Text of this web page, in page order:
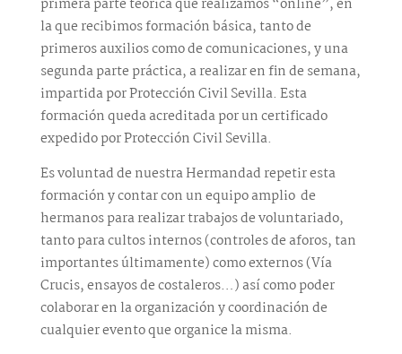
primera parte teórica que realizamos “online”, en
la que recibimos formación básica, tanto de
primeros auxilios como de comunicaciones, y una
segunda parte práctica, a realizar en fin de semana,
impartida por Protección Civil Sevilla. Esta
formación queda acreditada por un certificado
expedido por Protección Civil Sevilla.
Es voluntad de nuestra Hermandad repetir esta
formación y contar con un equipo amplio de
hermanos para realizar trabajos de voluntariado,
tanto para cultos internos (controles de aforos, tan
importantes últimamente) como externos (Vía
Crucis, ensayos de costaleros…) así como poder
colaborar en la organización y coordinación de
cualquier evento que organice la misma.